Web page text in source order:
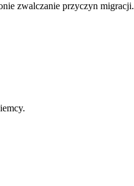
zwalczanie przyczyn migracji.